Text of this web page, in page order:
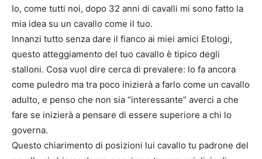
Io, come tutti noi, dopo 32 anni di cavalli mi sono fatto la
mia idea su un cavallo come il tuo.
Innanzi tutto senza dare il fianco ai miei amici Etologi,
questo atteggiamento del tuo cavallo è tipico degli
stalloni. Cosa vuol dire cerca di prevalere: lo fa ancora
come puledro ma tra poco inizierà a farlo come un cavallo
adulto, e penso che non sia “interessante” averci a che
fare se inizierà a pensare di essere superiore a chi lo
governa.
Questo chiarimento di posizioni lui cavallo tu padrone del